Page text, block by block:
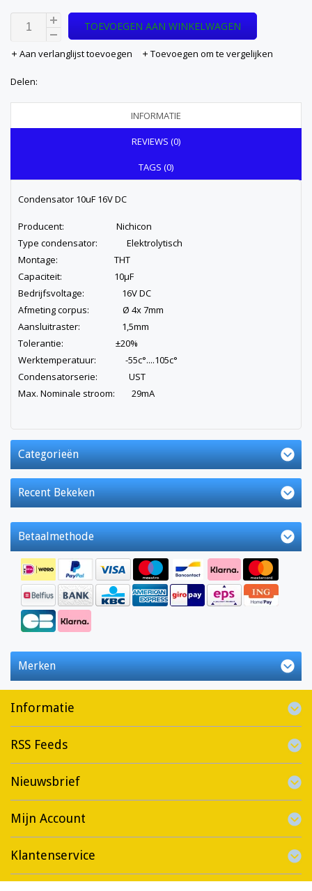
TOEVOEGEN AAN WINKELWAGEN
Aan verlanglijst toevoegen Toevoegen om te vergelijken
Delen:
INFORMATIE
REVIEWS (0)
TAGS (0)
Condensator 10uF 16V DC
Producent: Nichicon
Type condensator: Elektrolytisch
Montage: THT
Capaciteit: 10µF
Bedrijfsvoltage: 16V DC
Afmeting corpus: Ø 4x 7mm
Aansluitraster: 1,5mm
Tolerantie: ±20%
Werktemperatuur: -55c°....105c°
Condensatorserie: UST
Max. Nominale stroom: 29mA
Categorieën
Recent Bekeken
Betaalmethode
Merken
Informatie
RSS Feeds
Nieuwsbrief
Mijn Account
Klantenservice